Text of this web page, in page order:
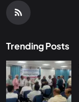
Trending Posts